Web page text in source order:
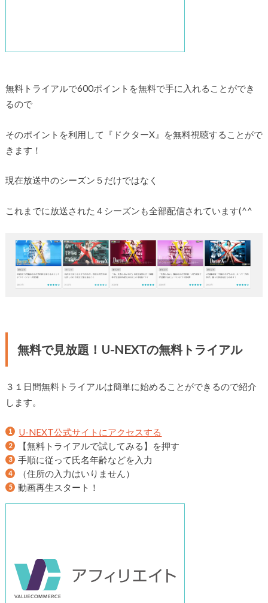
無料トライアルで600ポイントを無料で手に入れることができ
るので
そのポイントを利用して『ドクターX』を無料視聴することがで
きます！
現在放送中のシーズン５だけではなく
これまでに放送された４シーズンも全部配信されています(^^
無料で見放題！U-NEXTの無料トライアル
３１日間無料トライアルは簡単に始めることができるので紹介
します。
U-NEXT公式サイトにアクセスする
【無料トライアルで試してみる】を押す
手順に従って氏名年齢などを入力
（住所の入力はいりません）
動画再生スタート！